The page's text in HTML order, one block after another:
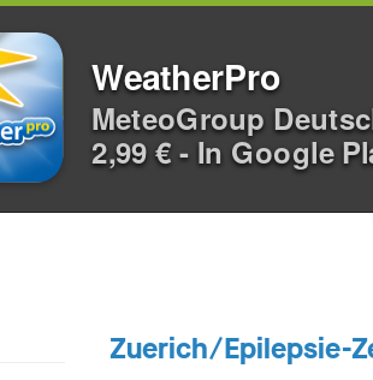
WeatherPro
MeteoGroup
2,99 € - In Google